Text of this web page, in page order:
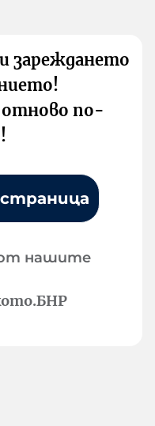
зареждането
по-
нашите